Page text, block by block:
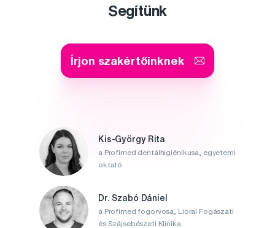
Segítünk
Írjon szakértőinknek
Kis-György Rita
a Profimed dentálhigiénikusa, egyetemi
oktató
Dr. Szabó Dániel
a Profimed fogorvosa, Lioral Fogászati
és Szájsebészeti Klinika